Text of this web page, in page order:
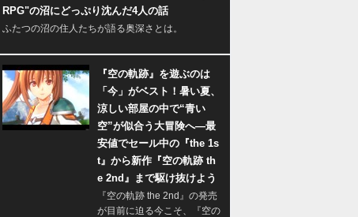
RPG"の沼にどっぷり沈んだ4人の話
ふたつの沼の住人たちが語る奥深さとは。
『空の軌跡』を遊ぶのは
「今」がベスト！暑い夏、
涼しい部屋の中で“青い
空”が似合う大冒険へ―最
安値でセール中の『the 1s
t』から新作『空の軌跡 th
e 2nd』まで駆け抜けよう
『空の軌跡 the 2nd』の発売
が目前に迫る今こそ、『空の